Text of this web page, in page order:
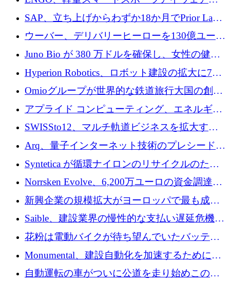
のプレシードをクローズ
進歩のために510万ユーロを調達
SAP、立ち上げからわずか18か月でPrior Labs
を10億ユーロ以上の契約で買収
ウーバー、デリバリーヒーローを130億ユーロ
の契約で買収、99か国にまたがるプラットフ
ォームを構築
Juno Bio が 380 万ドルを確保し、女性の健康
専用の初のシーケンスラボを開設
Hyperion Robotics、ロボット建設の拡大に740
万ドルを確保
Omioグループが世界的な鉄道旅行大国の創設
を目指してRail Europeを買収
アプライド コンピューティング、エネルギー
向け基盤 AI の拡張に 2,000 万ドルを調達
SWISSto12、マルチ軌道ビジネスを拡大する
ためにシリーズCで7,000万ドルを調達
Arq、量子インターネット技術のプレシードと
して140万ドルを確保
Syntetica が循環ナイロンのリサイクルのため
にシリーズ A で 3,000 万ドルを調達
Norrsken Evolve、6,200万ユーロの資金調達
後、アムステルダムに根を張る
新興企業の規模拡大がヨーロッパで最も成功
した創業者を生み出す、アントラー氏が発見
Saible、建設業界の慢性的な支払い遅延危機に
対処するために 290 万ポンドを調達
花粉は電動バイクが待ち望んでいたバッテリ
ー交換ネットワークを構築している
Monumental、建設自動化を加速するためにシ
リーズ B で 3,200 万ドルを確保
自動運転の車がついに公道を走り始めこの国